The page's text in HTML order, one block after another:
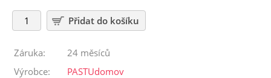
Záruka:
24 měsíců
Výrobce:
PASTUdomov